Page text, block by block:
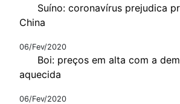
Suíno: coronavírus prejudica
China
06/Fev/2020
Boi: preços em alta com a
aquecida
06/Fev/2020